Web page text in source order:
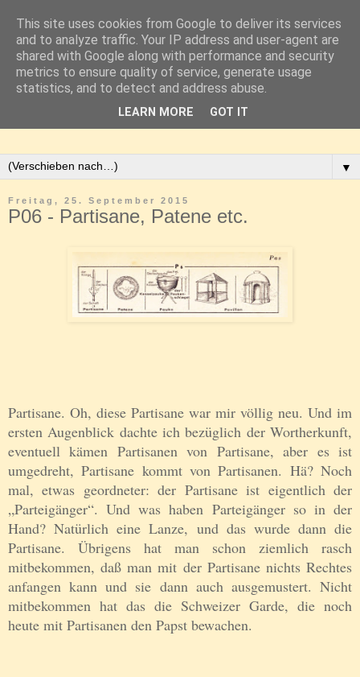
▼
Freitag, 25. September 2015
P06 - Partisane, Patene etc.
Partisane. Oh, diese Partisane war mir völlig neu. Und im
ersten Augenblick dachte ich bezüglich der Wortherkunft,
eventuell kämen Partisanen von Partisane, aber es ist
umgedreht, Partisane kommt von Partisanen. Hä? Noch
mal, etwas geordneter: der Partisane ist eigentlich der
„Parteigänger“. Und was haben Parteigänger so in der
Hand? Natürlich eine Lanze, und das wurde dann die
Partisane. Übrigens hat man schon ziemlich rasch
mitbekommen, daß man mit der Partisane nichts Rechtes
anfangen kann und sie dann auch ausgemustert. Nicht
mitbekommen hat das die Schweizer Garde, die noch
heute mit Partisanen den Papst bewachen.
This site uses cookies from Google to deliver its services
and to analyze traffic. Your IP address and user-agent are
shared with Google along with performance and security
metrics to ensure quality of service, generate usage
statistics, and to detect and address abuse.
LEARN MORE GOT IT